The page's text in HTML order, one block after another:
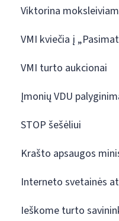
Viktorina
VMI kviečia į
VMI turto aukcionai
Įmonių VDU
STOP šešėliui
Krašto apsaugos
Interneto svetainės
Ieškome turto